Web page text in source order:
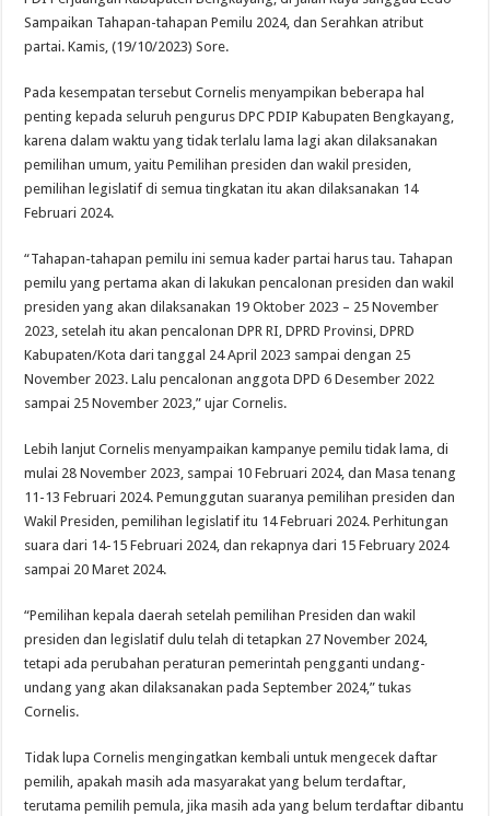
Sampaikan Tahapan-tahapan Pemilu 2024, dan Serahkan atribut
partai. Kamis, (19/10/2023) Sore.
Pada kesempatan tersebut Cornelis menyampikan beberapa hal
penting kepada seluruh pengurus DPC PDIP Kabupaten Bengkayang,
karena dalam waktu yang tidak terlalu lama lagi akan dilaksanakan
pemilihan umum, yaitu Pemilihan presiden dan wakil presiden,
pemilihan legislatif di semua tingkatan itu akan dilaksanakan 14
Februari 2024.
“Tahapan-tahapan pemilu ini semua kader partai harus tau. Tahapan
pemilu yang pertama akan di lakukan pencalonan presiden dan wakil
presiden yang akan dilaksanakan 19 Oktober 2023 – 25 November
2023, setelah itu akan pencalonan DPR RI, DPRD Provinsi, DPRD
Kabupaten/Kota dari tanggal 24 April 2023 sampai dengan 25
November 2023. Lalu pencalonan anggota DPD 6 Desember 2022
sampai 25 November 2023,” ujar Cornelis.
Lebih lanjut Cornelis menyampaikan kampanye pemilu tidak lama, di
mulai 28 November 2023, sampai 10 Februari 2024, dan Masa tenang
11-13 Februari 2024. Pemunggutan suaranya pemilihan presiden dan
Wakil Presiden, pemilihan legislatif itu 14 Februari 2024. Perhitungan
suara dari 14-15 Februari 2024, dan rekapnya dari 15 February 2024
sampai 20 Maret 2024.
“Pemilihan kepala daerah setelah pemilihan Presiden dan wakil
presiden dan legislatif dulu telah di tetapkan 27 November 2024,
tetapi ada perubahan peraturan pemerintah pengganti undang-
undang yang akan dilaksanakan pada September 2024,” tukas
Cornelis.
Tidak lupa Cornelis mengingatkan kembali untuk mengecek daftar
pemilih, apakah masih ada masyarakat yang belum terdaftar,
terutama pemilih pemula, jika masih ada yang belum terdaftar dibantu